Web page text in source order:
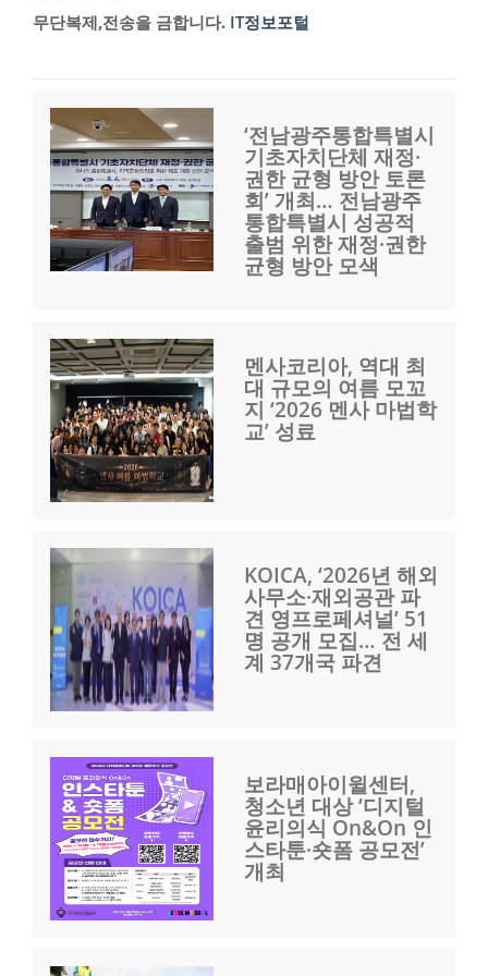
무단복제,전송을 금합니다. IT정보포털
‘전남광주통합특별시
기초자치단체 재정·
권한 균형 방안 토론
회’ 개최… 전남광주
통합특별시 성공적
출범 위한 재정·권한
균형 방안 모색
멘사코리아, 역대 최
대 규모의 여름 모꼬
지 ‘2026 멘사 마법학
교’ 성료
KOICA, ‘2026년 해외
사무소·재외공관 파
견 영프로페셔널’ 51
명 공개 모집… 전 세
계 37개국 파견
보라매아이윌센터,
청소년 대상 ‘디지털
윤리의식 On&On 인
스타툰·숏폼 공모전’
개최